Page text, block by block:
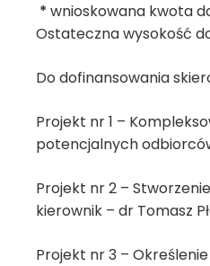
* wnioskowana kwota
Ostateczna wysokość
Do dofinansowania
Projekt nr 1 –
potencjalnych
Projekt nr 2 –
kierownik – dr Tomasz
Projekt nr 3 –